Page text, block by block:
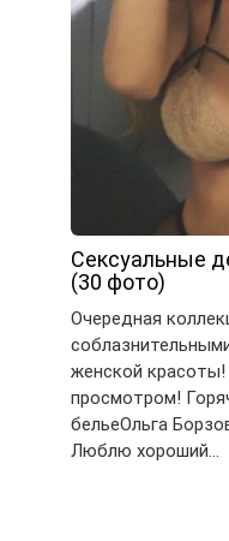
Сексуальные
(30 фото)
Очередная
женской
просмотром!
бельеОльга
Люблю хороший…